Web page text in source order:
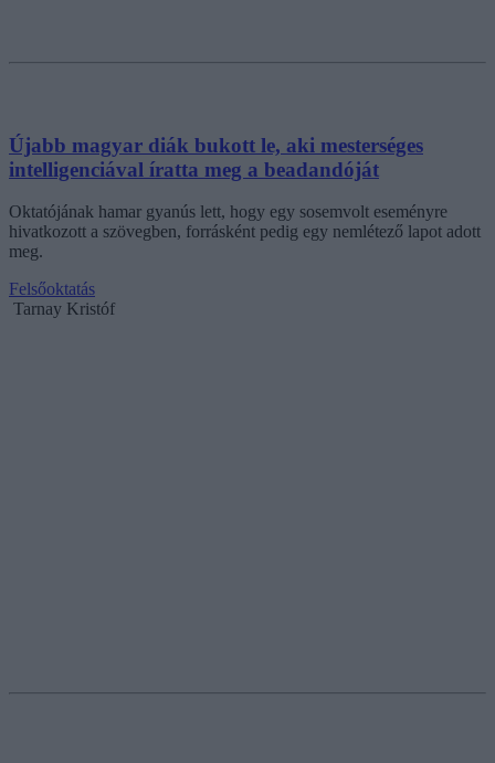
Újabb magyar diák bukott le, aki mesterséges
intelligenciával íratta meg a beadandóját
Oktatójának hamar gyanús lett, hogy egy sosemvolt eseményre
hivatkozott a szövegben, forrásként pedig egy nemlétező lapot adott
meg.
Felsőoktatás
Tarnay Kristóf